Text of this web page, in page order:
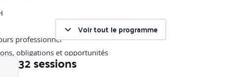
obligations et opportunités
de carrière, entretien de reprise
(bilan à 8 ans)
Voir tout le programme
32 sessions